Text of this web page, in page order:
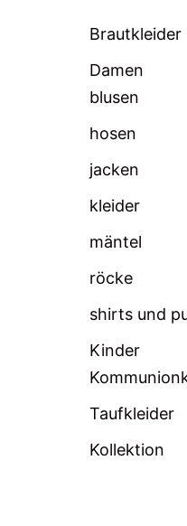
Brautkleider
Damen
blusen
hosen
jacken
kleider
mäntel
röcke
shirts und
Kinder
Taufkleider
Kollektion